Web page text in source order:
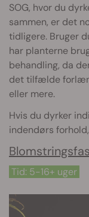
SOG, hvor du
sammen, er det
tidligere. Bruger
har planterne
behandling, da
det tilfælde
eller mere.
Hvis du dyrker
indendørs
Tid: 5-16+ uger